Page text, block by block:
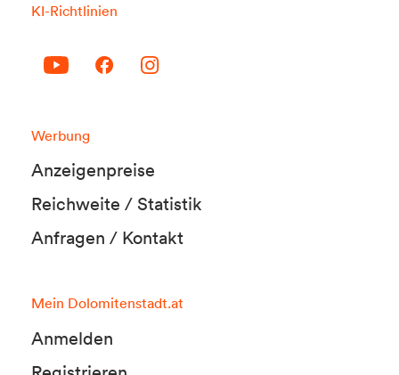
KI-Richtlinien
Werbung
Anzeigenpreise
Reichweite / Statistik
Anfragen / Kontakt
Mein Dolomitenstadt.at
Anmelden